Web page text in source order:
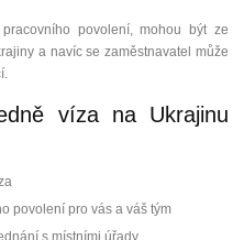
povolení, mohou být ze
a navíc se zaměstnavatel může
víza na Ukrajinu
povolení pro vás a váš tým
s místními úřady